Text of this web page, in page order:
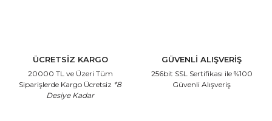
ÜCRETSİZ KARGO
20000 TL ve Üzeri Tüm
Siparişlerde Kargo Ücretsiz *8
Desiye Kadar
GÜVENLİ ALIŞVERİŞ
256bit SSL Sertifikası ile %100
Güvenli Alışveriş